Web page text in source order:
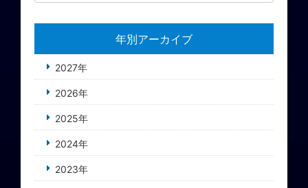
年別アーカイブ
2027年
2026年
2025年
2024年
2023年